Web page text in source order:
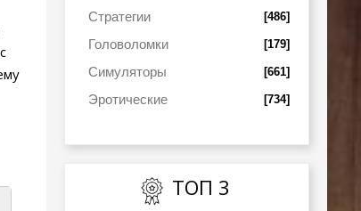
Стратегии [486]
Головоломки [179]
Симуляторы [661]
Эротические [734]
ТОП 3